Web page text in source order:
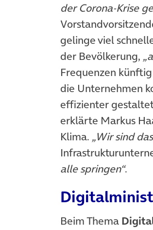
der Corona-Krise
gelinge viel
der Bevölkerung,
Frequenzen
die Unternehmen
effizienter
erklärte Markus
Klima. „Wir sind
alle springen“.
Beim Thema